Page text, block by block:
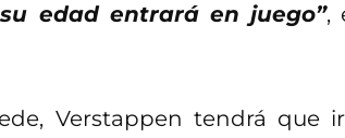
edad entrará en juego”,
Verstappen tendrá que